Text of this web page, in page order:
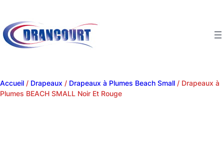
Accueil / Drapeaux / Drapeaux à Plumes Beach Small / Drapeaux à
Plumes BEACH SMALL Noir Et Rouge